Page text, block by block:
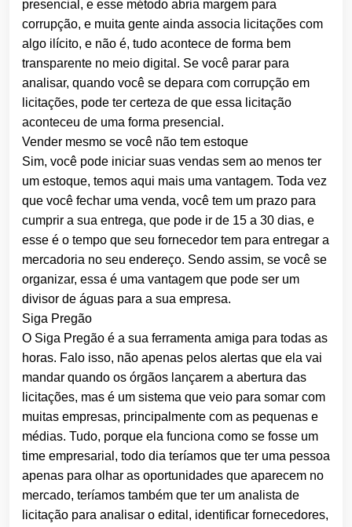
presencial, e esse método abria margem para
corrupção, e muita gente ainda associa licitações com
algo ilícito, e não é, tudo acontece de forma bem
transparente no meio digital. Se você parar para
analisar, quando você se depara com corrupção em
licitações, pode ter certeza de que essa licitação
aconteceu de uma forma presencial.
Vender mesmo se você não tem estoque
Sim, você pode iniciar suas vendas sem ao menos ter
um estoque, temos aqui mais uma vantagem. Toda vez
que você fechar uma venda, você tem um prazo para
cumprir a sua entrega, que pode ir de 15 a 30 dias, e
esse é o tempo que seu fornecedor tem para entregar a
mercadoria no seu endereço. Sendo assim, se você se
organizar, essa é uma vantagem que pode ser um
divisor de águas para a sua empresa.
Siga Pregão
O Siga Pregão é a sua ferramenta amiga para todas as
horas. Falo isso, não apenas pelos alertas que ela vai
mandar quando os órgãos lançarem a abertura das
licitações, mas é um sistema que veio para somar com
muitas empresas, principalmente com as pequenas e
médias. Tudo, porque ela funciona como se fosse um
time empresarial, todo dia teríamos que ter uma pessoa
apenas para olhar as oportunidades que aparecem no
mercado, teríamos também que ter um analista de
licitação para analisar o edital, identificar fornecedores,